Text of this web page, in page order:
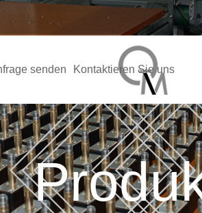
senden Kontaktieren Sie uns